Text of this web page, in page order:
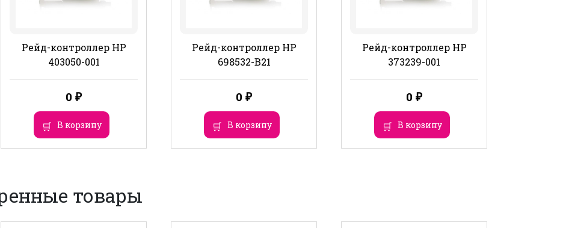
Рейд-контроллер HP
403050-001
0 ₽
В корзину
Рейд-контроллер HP
698532-B21
0 ₽
В корзину
Рейд-контроллер HP
373239-001
0 ₽
В корзину
товары